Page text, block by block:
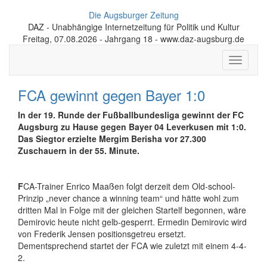
Die Augsburger Zeitung
DAZ - Unabhängige Internetzeitung für Politik und Kultur
Freitag, 07.08.2026 - Jahrgang 18 - www.daz-augsburg.de
Toggle
FCA gewinnt gegen Bayer 1:0
In der 19. Runde der Fußballbundesliga gewinnt der FC
Augsburg zu Hause gegen Bayer 04 Leverkusen mit 1:0.
Das Siegtor erzielte Mergim Berisha vor 27.300
Zuschauern in der 55. Minute.
FCA-Trainer Enrico Maaßen folgt derzeit dem Old-school-
Prinzip „never chance a winning team“ und hätte wohl zum
dritten Mal in Folge mit der gleichen Startelf begonnen, wäre
Demirovic heute nicht gelb-gesperrt. Ermedin Demirovic wird
von Frederik Jensen positionsgetreu ersetzt.
Dementsprechend startet der FCA wie zuletzt mit einem 4-4-
2.